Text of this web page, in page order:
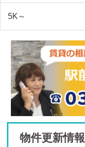
5K～
物件更新情報